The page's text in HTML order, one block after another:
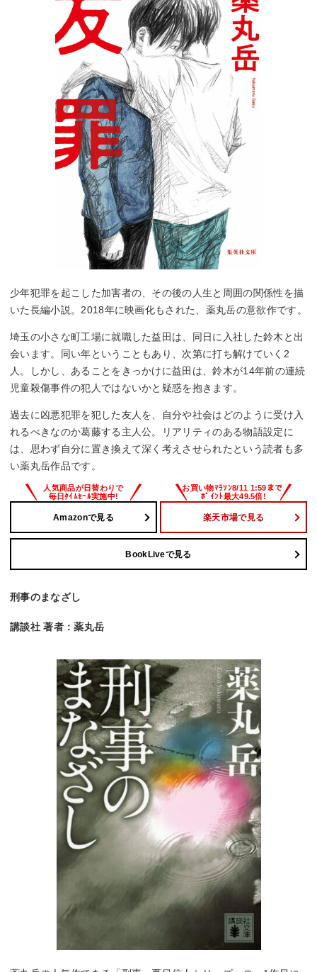
少年犯罪を起こした加害者の、その後の人生と周囲の関係性を描
いた長編小説。2018年に映画化もされた、薬丸岳の意欲作です。
埼玉の小さな町工場に就職した益田は、同日に入社した鈴木と出
会います。同い年ということもあり、次第に打ち解けていく2
人。しかし、あることをきっかけに益田は、鈴木が14年前の連続
児童殺傷事件の犯人ではないかと疑惑を抱きます。
過去に凶悪犯罪を犯した友人を、自分や社会はどのように受け入
れるべきなのか葛藤する主人公。リアリティのある物語設定に
は、思わず自分に置き換えて深く考えさせられたという読者も多
い薬丸岳作品です。
Amazonで見る 楽天市場で見る
BookLiveで見る
刑事のまなざし
講談社 著者：薬丸岳